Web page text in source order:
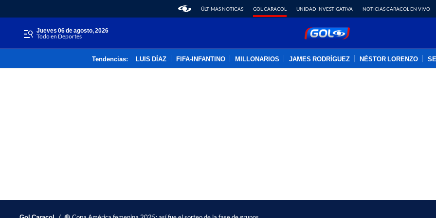
ÚLTIMAS NOTICAS GOL CARACOL UNIDAD INVESTIGATIVA NOTICIAS CARACOL EN VIVO
jueves 06 de agosto, 2026
Todo en Deportes
Tendencias: LUIS DÍAZ FIFA-INFANTINO MILLONARIOS JAMES RODRÍGUEZ NÉSTOR LORENZO